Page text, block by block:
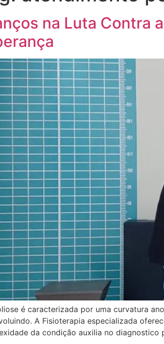
na Luta Contra
é caracterizada por uma curvatura
A Fisioterapia especializada
da condição auxilia no